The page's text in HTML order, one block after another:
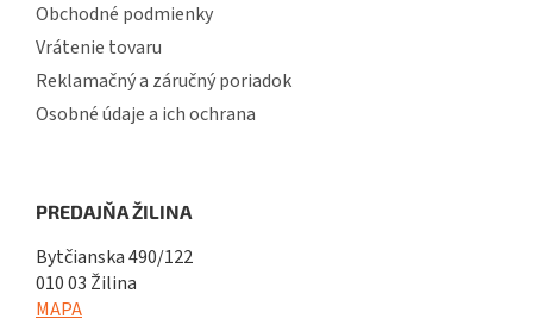
Obchodné podmienky
Vrátenie tovaru
Reklamačný a záručný poriadok
Osobné údaje a ich ochrana
PREDAJŇA ŽILINA
Bytčianska 490/122
010 03 Žilina
MAPA